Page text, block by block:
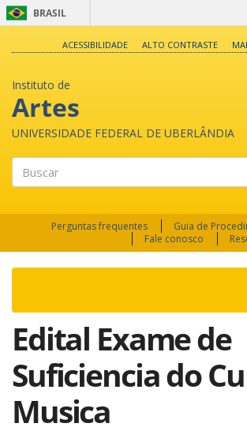
BRASIL
ACESSIBILIDADE ALTO CONTRASTE
Instituto de
Artes
UNIVERSIDADE FEDERAL DE UBERLÂNDIA
Perguntas frequentes Guia de
Fale conosco
Edital Exame de
Suficiencia do
Musica